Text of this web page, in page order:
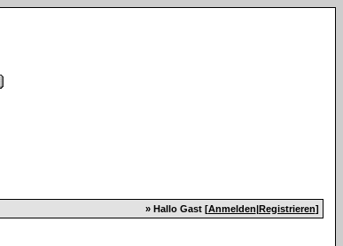
» Hallo Gast [Anmelden|Registrieren]